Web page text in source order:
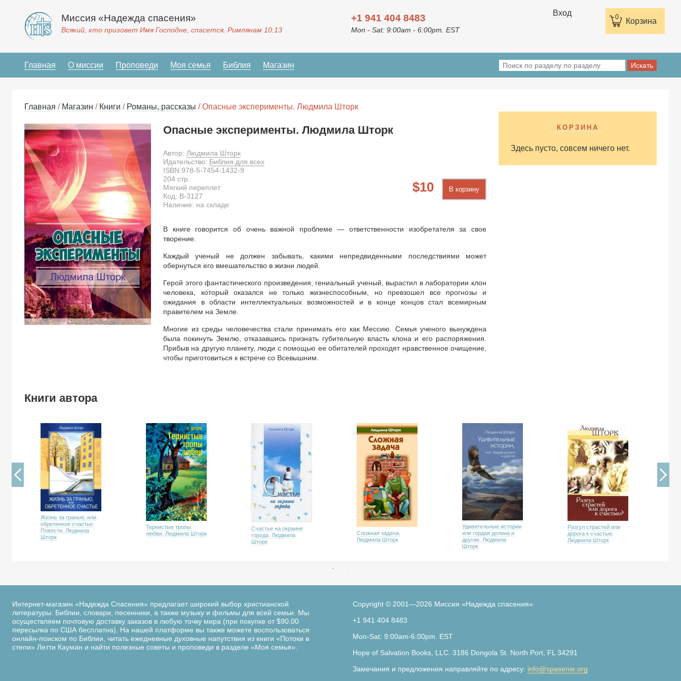
0 Корзина
Миссия «Надежда спасения»
Всякий, кто призовет Имя Господне, спасется. Римлянам 10:13
+1 941 404 8483
Mon - Sat: 9:00am - 6:00pm. EST
Вход
Главная О миссии Проповеди Моя семья Библия Магазин
Главная / Магазин / Книги / Романы, рассказы / Опасные эксперименты. Людмила Шторк
Опасные эксперименты. Людмила Шторк
Автор: Людмила Шторк
Идательство: Библия для всех
10 В корзину
ISBN:978-5-7454-1432-9
204 стр.
Мягкий переплет
Код: B-3127
Наличие: на складе
В книге говорится об очень важной проблеме — ответственности изобретателя за свое
творение.
Каждый ученый не должен забывать, какими непредвиденными последствиями может
обернуться его вмешательство в жизни людей.
Герой этого фантастического произведения, гениальный ученый, вырастил в лаборатории клон
человека, который оказался не только жизнеспособным, но превзошел все прогнозы и
ожидания в области интеллектуальных возможностей и в конце концов стал всемирным
правителем на Земле.
Многие из среды человечества стали принимать его как Мессию. Семья ученого вынуждена
была покинуть Землю, отказавшись признать губительную власть клона и его распоряжения.
Прибыв на другую планету, люди с помощью ее обитателей проходят нравственное очищение,
чтобы приготовиться к встрече со Всевышним.
КОРЗИНА
Здесь пусто, совсем ничего нет.
Книги автора
Жизнь за гранью, или
обретенное счастье.
Повести. Людмила
Шторк
Тернистые тропы
любви. Людмила Шторк
Счастье на окраине
города. Людмила
Шторк
Сложная задача.
Людмила Шторк
Удивительные истории
или гордая долина и
другие. Людмила
Шторк
Разгул страстей или
дорога к счастью.
Людмила Шторк
Интернет-магазин «Надежда Спасения» предлагает широкий выбор христианской
литературы: Библии, словари, песенники, а также музыку и фильмы для всей семьи. Мы
осуществляем почтовую доставку заказов в любую точку мира (при покупке от $90.00
пересылка по США бесплатна). На нашей платформе вы также можете воспользоваться
онлайн-поиском по Библии, читать ежедневные духовные напутствия из книги «Потоки в
степи» Летти Кауман и найти полезные советы и проповеди в разделе «Моя семья».
Copyright © 2001—2026 Миссия «Надежда спасения»
+1 941 404 8483
Mon-Sat: 9:00am-6:00pm. EST
Hope of Salvation Books, LLC. 3186 Dongola St. North Port, FL 34291
Замечания и предложения направляйте по адресу: info@spasenie.org